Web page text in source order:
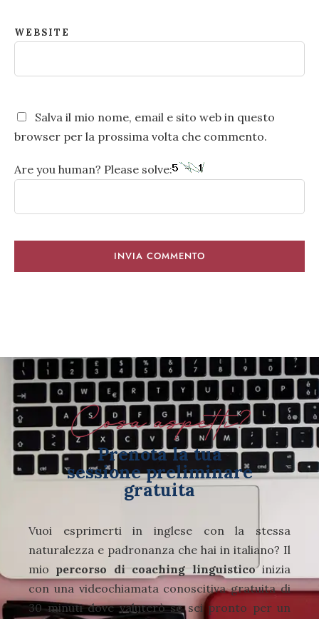
WEBSITE
Salva il mio nome, email e sito web in questo
browser per la prossima volta che commento.
Are you human? Please solve:
Cosa aspetti?
Prenota la tua
sessione preliminare
gratuita
Vuoi esprimerti in inglese con la stessa
naturalezza e padronanza che hai in italiano? Il
mio percorso di coaching linguisticoinizia
con una videochiamata conoscitiva gratuita di
30 minuti dove valuterò se sei pronto per un